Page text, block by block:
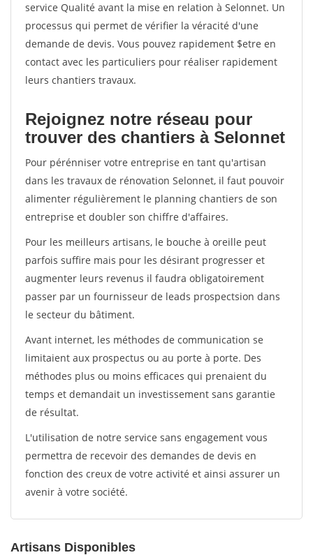
service Qualité avant la mise en relation à Selonnet. Un
processus qui permet de vérifier la véracité d'une
demande de devis. Vous pouvez rapidement $etre en
contact avec les particuliers pour réaliser rapidement
leurs chantiers travaux.
Rejoignez notre réseau pour
trouver des chantiers à Selonnet
Pour pérénniser votre entreprise en tant qu'artisan
dans les travaux de rénovation Selonnet, il faut pouvoir
alimenter régulièrement le planning chantiers de son
entreprise et doubler son chiffre d'affaires.
Pour les meilleurs artisans, le bouche à oreille peut
parfois suffire mais pour les désirant progresser et
augmenter leurs revenus il faudra obligatoirement
passer par un fournisseur de leads prospectsion dans
le secteur du bâtiment.
Avant internet, les méthodes de communication se
limitaient aux prospectus ou au porte à porte. Des
méthodes plus ou moins efficaces qui prenaient du
temps et demandait un investissement sans garantie
de résultat.
L'utilisation de notre service sans engagement vous
permettra de recevoir des demandes de devis en
fonction des creux de votre activité et ainsi assurer un
avenir à votre société.
Artisans Disponibles